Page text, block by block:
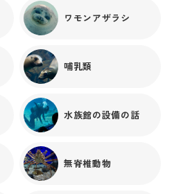
ワモンアザラシ
哺乳類
水族館の設備の話
無脊椎動物